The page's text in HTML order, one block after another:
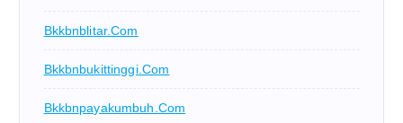
Bkkbnblitar.com
Bkkbnbukittinggi.com
Bkkbnpayakumbuh.com